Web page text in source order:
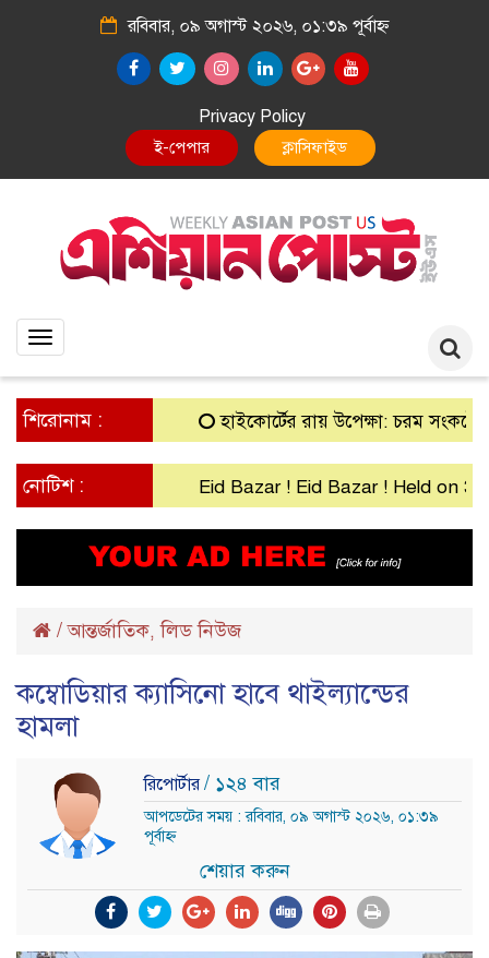
রবিবার, ০৯ অগাস্ট ২০২৬, ০১:৩৯ পূর্বাহ্ন
Privacy Policy
E-Paper Classified
Toggle
শিরোনাম : হাইকোর্টের রায় উপেক্ষা: চরম সংকটে
নোটিশ : Eid Bazar ! Eid Bazar ! Held on 30th
/আন্তর্জাতিক,লিড নিউজ
কম্বোডিয়ার ক্যাসিনো হাবে থাইল্যান্ডের
হামলা
রিপোর্টার/ ১২৪ বার
আপডেটের সময় : রবিবার, ০৯ অগাস্ট ২০২৬, ০১:৩৯
পূর্বাহ্ন
শেয়ার করুন